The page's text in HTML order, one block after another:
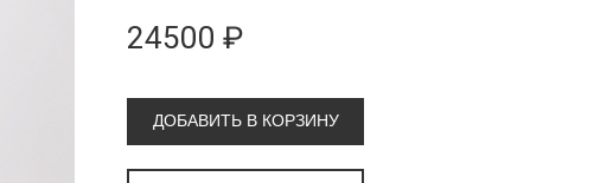
24500 ₽
ДОБАВИТЬ В КОРЗИНУ